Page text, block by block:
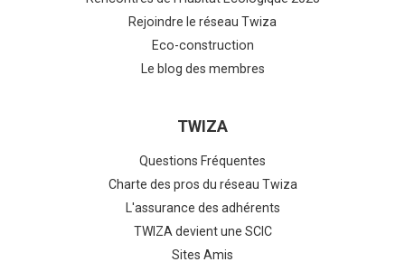
Rejoindre le réseau Twiza
Eco-construction
Le blog des membres
TWIZA
Questions Fréquentes
Charte des pros du réseau Twiza
L'assurance des adhérents
TWIZA devient une SCIC
Sites Amis